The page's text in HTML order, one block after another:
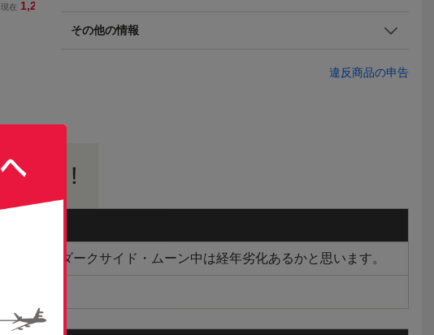
現在 1,200
ー 根付 マスコット
振りフィギ
その他の情報
違反商品の申告